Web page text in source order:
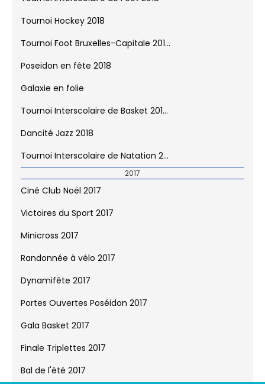
Tournoi Interscolaire de Foot 2018
Tournoi Hockey 2018
Tournoi Foot Bruxelles-Capitale 201...
Poseidon en fête 2018
Galaxie en folie
Tournoi Interscolaire de Basket 201...
Dancité Jazz 2018
Tournoi Interscolaire de Natation 2...
Ciné Club Noël 2017
Victoires du Sport 2017
Minicross 2017
Randonnée à vélo 2017
Portes Ouvertes Poséidon 2017
Gala Basket 2017
Finale Triplettes 2017